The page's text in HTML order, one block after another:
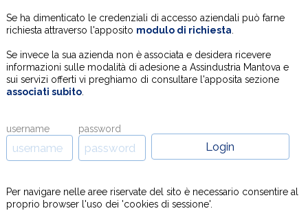
Se ha dimenticato le credenziali di accesso aziendali può farne
richiesta attraverso l'apposito modulo di richiesta.
Se invece la sua azienda non è associata e desidera ricevere
informazioni sulle modalità di adesione a Assindustria Mantova e
sui servizi offerti vi preghiamo di consultare l'apposita sezione
associati subito.
username password
Per navigare nelle aree riservate del sito è necessario consentire al
proprio browser l'uso dei 'cookies di sessione'.